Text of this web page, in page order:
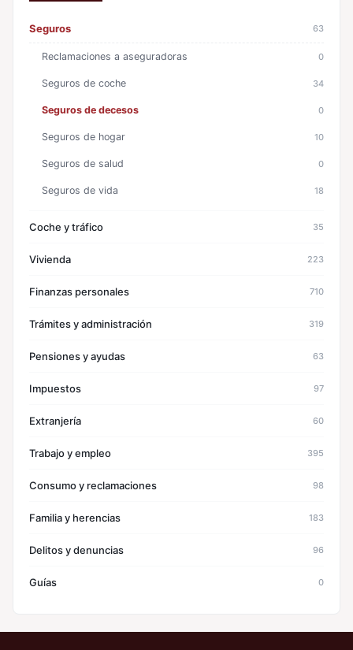
Seguros 63
Reclamaciones a aseguradoras 0
Seguros de coche 34
Seguros de decesos 0
Seguros de hogar 10
Seguros de salud 0
Seguros de vida 18
Coche y tráfico 35
Vivienda 223
Finanzas personales 710
Trámites y administración 319
Pensiones y ayudas 63
Impuestos 97
Extranjería 60
Trabajo y empleo 395
Consumo y reclamaciones 98
Familia y herencias 183
Delitos y denuncias 96
Guías 0